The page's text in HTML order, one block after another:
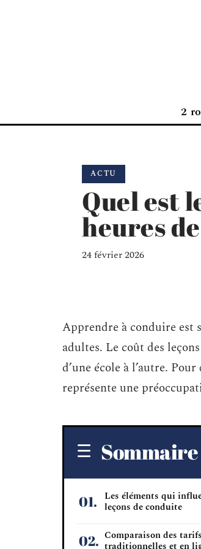
2
ACTU
Quel est
heures
24 février 2026
Apprendre à conduire est
adultes. Le coût des
d’une école à l’autre.
représente une
Sommaire
Les éléments qui
leçons de conduite
Comparaison des